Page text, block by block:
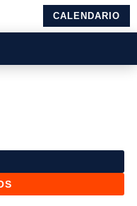
CALENDARIO